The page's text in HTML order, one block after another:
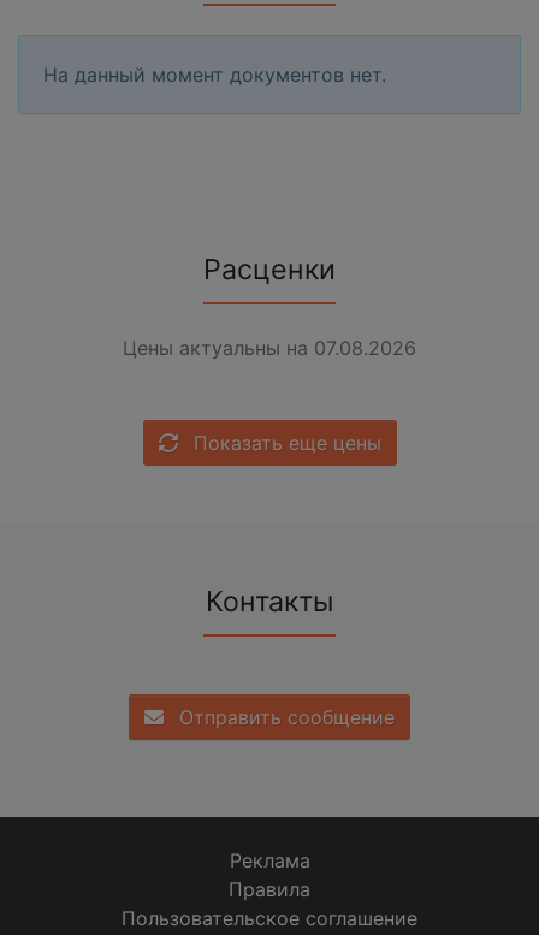
На данный момент документов нет.
Расценки
Цены актуальны на 07.08.2026
Показать еще цены
Контакты
Отправить сообщение
Реклама
Правила
Пользовательское соглашение